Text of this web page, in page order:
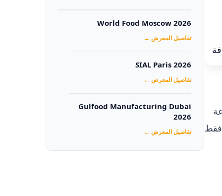
فقط
World Food Moscow 2026
تفاصيل المعرض ←
SIAL Paris 2026
تفاصيل المعرض ←
Gulfood Manufacturing Dubai
2026‏
تفاصيل المعرض ←